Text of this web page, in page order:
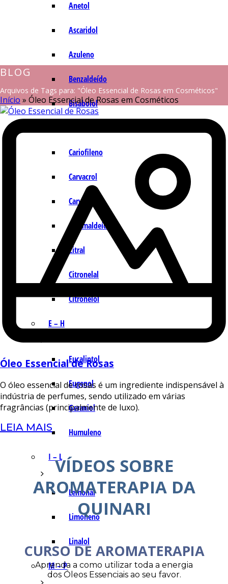
Anetol
Ascaridol
Azuleno
Benzaldeído
Bisabolol
Cariofileno
Carvacrol
Carvona
Cinamaldeído
Citral
Citronelal
Citronelol
E – H
Eucaliptol
Eugenol
Geraniol
Humuleno
I – L
Lemonal
Limoneno
Linalol
M – P
BLOG
Arquivos de Tags para: "Óleo Essencial de Rosas em Cosméticos"
Início » Óleo Essencial de Rosas em Cosméticos
Óleo Essencial de Rosas
O óleo essencial de rosas é um ingrediente indispensável à
indústria de perfumes, sendo utilizado em várias
fragrâncias (principalmente de luxo).
LEIA MAIS
VÍDEOS SOBRE
AROMATERAPIA DA
QUINARI
CURSO DE AROMATERAPIA
Aprenda a como utilizar toda a energia
dos Óleos Essenciais ao seu favor.